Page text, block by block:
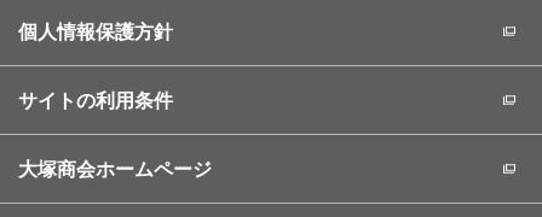
個人情報保護方針
サイトの利用条件
大塚商会ホームページ